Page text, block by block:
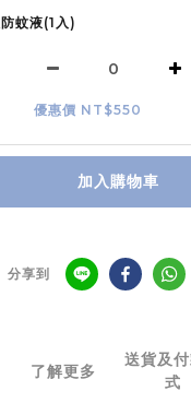
蚊液(1入)
優惠價 NT$550
加入購物車
分享到
了解更多
送貨及
式